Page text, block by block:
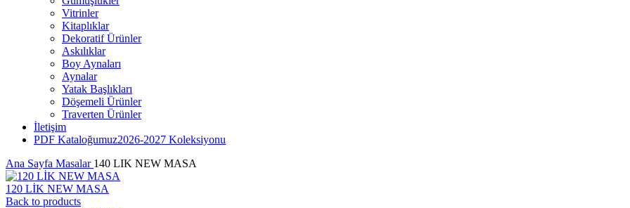
Vitrinler
Kitaplıklar
Dekoratif Ürünler
Askılıklar
Boy Aynaları
Aynalar
Yatak Başlıkları
Döşemeli Ürünler
Traverten Ürünler
İletişim
PDF Kataloğumuz2026-2027 Koleksiyonu
Ana Sayfa Masalar 140 LIK NEW MASA
120 LİK NEW MASA
Back to products